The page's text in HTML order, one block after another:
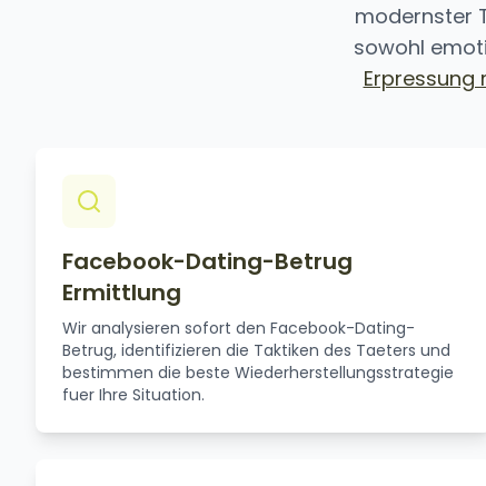
modernster
sowohl
Erpressung
Facebook-Dating-Betrug
Ermittlung
Wir analysieren sofort den Facebook-Dating-
Betrug, identifizieren die Taktiken des Taeters und
bestimmen die beste Wiederherstellungsstrategie
fuer Ihre Situation.